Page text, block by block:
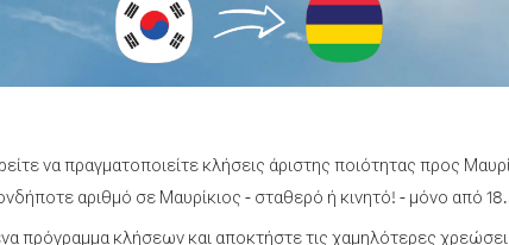
να πραγματοποιείτε κλήσεις άριστης ποιότητας προς
αριθμό σε Μαυρίκιος - σταθερό ή κινητό! - μόνο από
πρόγραμμα κλήσεων και αποκτήστε τις χαμηλότερες